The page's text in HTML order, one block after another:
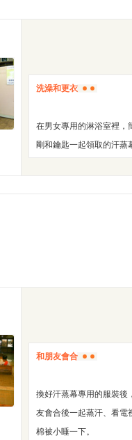
洗澡和更衣
在男女專用的淋浴室裡
剛和鑰匙一起領取的汗蒸
和朋友會合
換好汗蒸幕專用的服裝
友會合後一起蒸汗、看
棉被小睡一下。